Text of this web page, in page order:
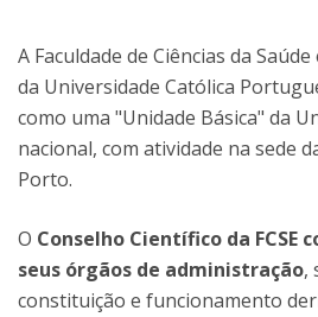
A Faculdade de Ciências da
da Universidade Católica
como uma "Unidade Básica" da
nacional, com atividade na sede
Porto.
O Conselho Científico da FCSE
seus órgãos de administração,
constituição e funcionamento